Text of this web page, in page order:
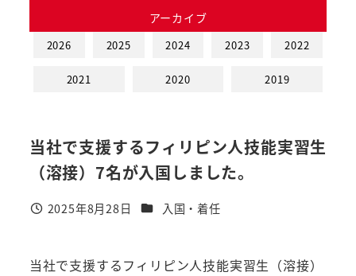
アーカイブ
2026 2025 2024 2023 2022
2021 2020 2019
当社で支援するフィリピン人技能実習生
（溶接）7名が入国しました。
投稿日
2025年8月28日 カテゴリー
入国・着任
当社で支援するフィリピン人技能実習生（溶接）